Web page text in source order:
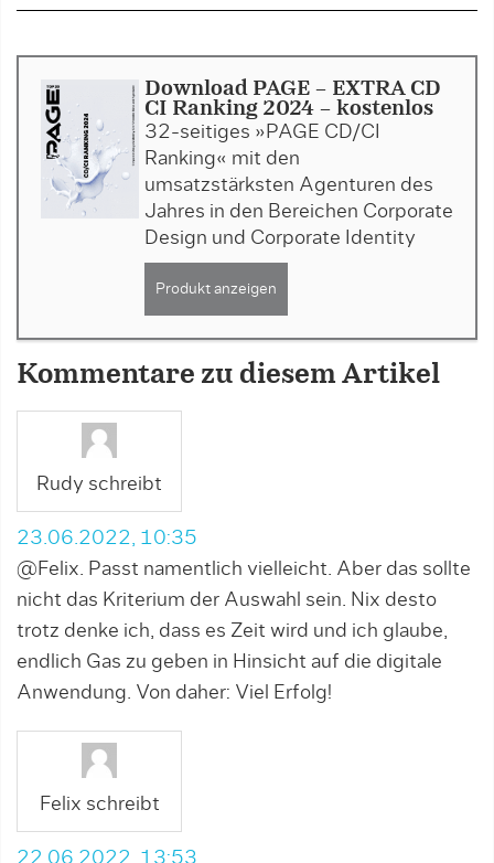
Download PAGE - EXTRA CD
CI Ranking 2024 - kostenlos
32-seitiges »PAGE CD/CI
Ranking« mit den
umsatzstärksten Agenturen des
Jahres in den Bereichen Corporate
Design und Corporate Identity
Produkt anzeigen
Kommentare zu diesem Artikel
Rudy schreibt
23.06.2022, 10:35
@Felix. Passt namentlich vielleicht. Aber das sollte
nicht das Kriterium der Auswahl sein. Nix desto
trotz denke ich, dass es Zeit wird und ich glaube,
endlich Gas zu geben in Hinsicht auf die digitale
Anwendung. Von daher: Viel Erfolg!
Felix schreibt
22.06.2022, 13:53